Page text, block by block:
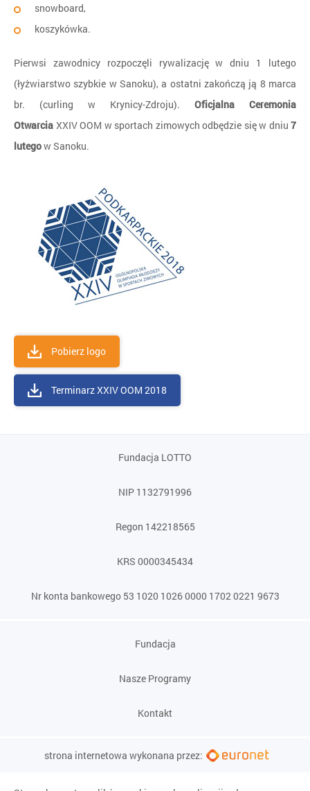
snowboard,
koszykówka.
Pierwsi zawodnicy rozpoczęli rywalizację w dniu 1 lutego
(łyżwiarstwo szybkie w Sanoku), a ostatni zakończą ją 8 marca
br. (curling w Krynicy-Zdroju). Oficjalna Ceremonia
Otwarcia XXIV OOM w sportach zimowych odbędzie się w dniu 7
lutegow Sanoku.
Pobierz logo
Terminarz XXIV OOM 2018
Fundacja LOTTO
NIP 1132791996
Regon 142218565
KRS 0000345434
Nr konta bankowego 53 1020 1026 0000 1702 0221 9673
Fundacja
Nasze Programy
Kontakt
strona internetowa wykonana przez: